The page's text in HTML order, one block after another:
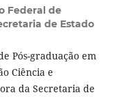
Federal de
de Estado
Pós-graduação em
Ciência e
da Secretaria de